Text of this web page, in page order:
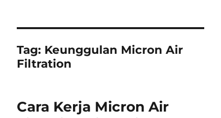
Tag: Keunggulan Micron Air
Filtration
Cara Kerja Micron Air